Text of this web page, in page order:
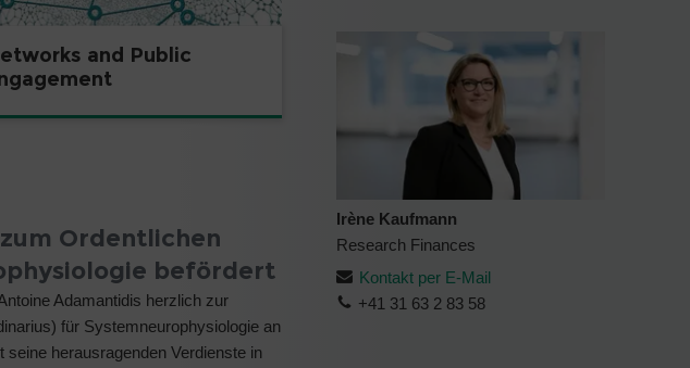
and Public
Ordentlichen
befördert
Adamantidis herzlich zur
für Systemneurophysiologie an
herausragenden Verdienste in
Irène Kaufmann
Research Finances
Kontakt per E-Mail
+41 31 63 2 83 58